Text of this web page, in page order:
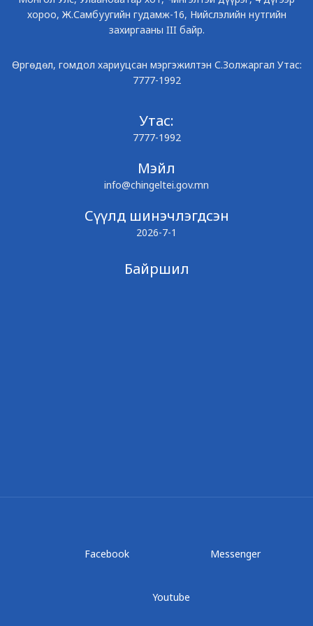
хороо, Ж.Самбуугийн гудамж-16, Нийслэлийн нутгийн
захиргааны III байр.
Өргөдөл, гомдол хариуцсан мэргэжилтэн С.Золжаргал Утас:
7777-1992
Утас:
7777-1992
Мэйл
info@chingeltei.gov.mn
Сүүлд шинэчлэгдсэн
2026-7-1
Байршил
Facebook Messenger
Youtube